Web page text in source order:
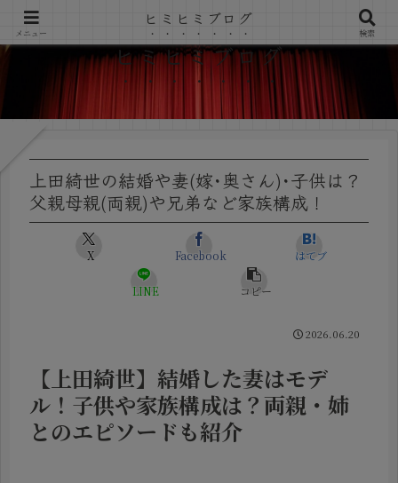
ヒミヒミブログ
上田綺世の結婚や妻(嫁･奥さん)･子供は？
父親母親(両親)や兄弟など家族構成！
X Facebook はてブ
LINE コピー
2026.06.20
【上田綺世】結婚した妻はモデ
ル！子供や家族構成は？両親・姉
とのエピソードも紹介
メニュー
ヒミヒミブログ
検索